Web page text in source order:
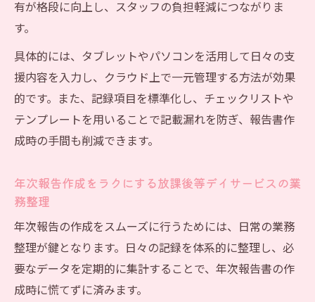
有が格段に向上し、スタッフの負担軽減につながりま
す。
具体的には、タブレットやパソコンを活用して日々の支
援内容を入力し、クラウド上で一元管理する方法が効果
的です。また、記録項目を標準化し、チェックリストや
テンプレートを用いることで記載漏れを防ぎ、報告書作
成時の手間も削減できます。
年次報告作成をラクにする放課後等デイサービスの業
務整理
年次報告の作成をスムーズに行うためには、日常の業務
整理が鍵となります。日々の記録を体系的に整理し、必
要なデータを定期的に集計することで、年次報告書の作
成時に慌てずに済みます。